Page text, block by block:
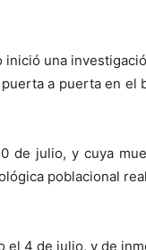
una
a puerta en
de julio, y cuya
poblacional
el 4 de julio, y de